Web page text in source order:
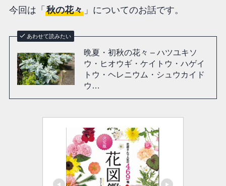
今回は「 秋の花々」についてのお話です。
あわせて読みたい
晩夏・初秋の花々 – ハツユキソ
ウ・ヒオウギ・ケイトウ・ハゲイ
トウ・ヘレニウム・シュウカイド
ウ…